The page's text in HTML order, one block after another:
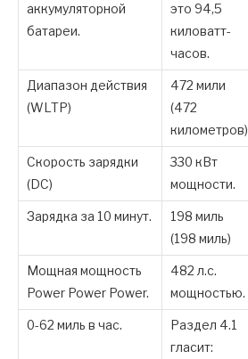
аккумуляторной
батареи.
это 94,5
киловатт-
часов.
Диапазон действия
(WLTP)
472 мили
(472
километров)
Скорость зарядки
(DC)
330 кВт
мощности.
Зарядка за 10 минут.
198 миль
(198 миль)
Мощная мощность
Power Power Power.
482 л.с.
мощностью.
0-62 миль в час.
Раздел 4.1
гласит: